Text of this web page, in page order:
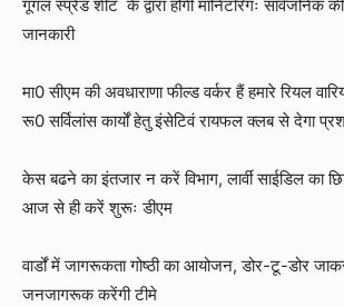
गूगल स्प्रेड शीट के द्वारा होगी मॉनिटरिगंः सार्वजनिक
जानकारी
मा0 सीएम की अवधाराणा फील्ड वर्कर हैं हमारे रियल
रू0 सर्विलांस कार्यों हेतु इंसेटिवं रायफल क्लब से देगा
केस बढने का इंतजार न करें विभाग, लार्वी साईडिल का
आज से ही करें शुरूः डीएम
वार्डों में जागरूकता गोष्ठी का आयोजन, डोर-टू-डोर
जनजागरूक करेंगी टीमे